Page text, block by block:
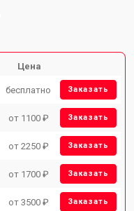
Цена
бесплатно Заказать
от 1100 ₽ Заказать
от 2250 ₽ Заказать
от 1700 ₽ Заказать
от 3500 ₽ Заказать